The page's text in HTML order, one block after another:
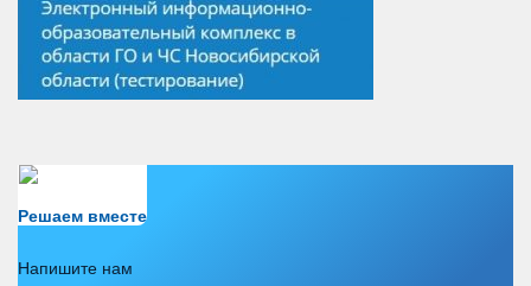
Решаем вместе
Напишите нам